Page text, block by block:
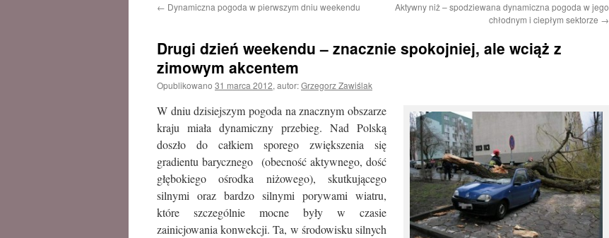
treści
← Dynamiczna pogoda w pierwszym dniu weekendu
Aktywny niż – spodziewana dynamiczna pogoda w jego
chłodnym i ciepłym sektorze →
Drugi dzień weekendu – znacznie spokojniej, ale wciąż z
zimowym akcentem
Opublikowano 31 marca 2012, autor:Grzegorz Zawiślak
W dniu dzisiejszym pogoda na znacznym obszarze
kraju miała dynamiczny przebieg. Nad Polską
doszło do całkiem sporego zwiększenia się
gradientu barycznego (obecność aktywnego, dość
głębokiego ośrodka niżowego), skutkującego
silnymi oraz bardzo silnymi porywami wiatru,
które szczególnie mocne były w czasie
zainicjowania konwekcji. Ta, w środowisku silnych